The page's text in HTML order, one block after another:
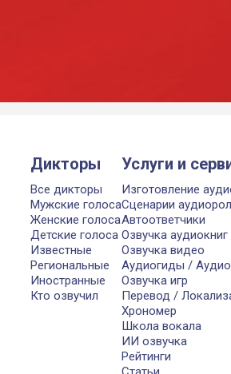
Дикторы
Все дикторы
Мужские голоса
Женские голоса
Детские голоса
Известные
Региональные
Иностранные
Кто озвучил
Услуги и
Изготовление
Сценарии
Автоответчики
Озвучка аудиокниг
Озвучка видео
Аудиогиды /
Озвучка игр
Перевод /
Хрономер
Школа вокала
ИИ озвучка
Рейтинги